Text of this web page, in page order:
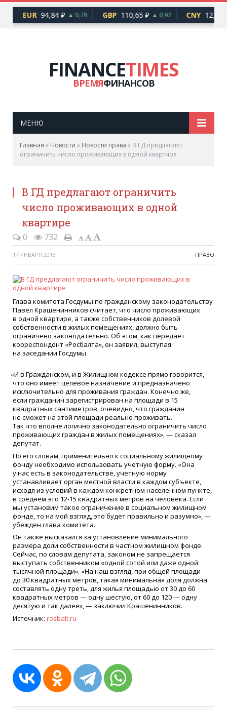
EUR 94,84 ₽ ▲ 0,78 GBP 110,65 ₽ ▲ 0,92 CNY 12,17 ₽
FINANCETIMES
ВРЕМЯФИНАНСОВ
МЕНЮ
Главная » Новости » Новости права » В ГД предлагают
ограничить число проживающих в одной квартире
В ГД предлагают ограничить
число проживающих в одной
квартире
0 732
17 ЯНВАРЯ 2013 ПРАВО
Глава комитета Госдумы по гражданскому законодательству
Павел Крашенинников считает, что число проживающих
в одной квартире, а также собственников долевой
собственности в жилых помещениях, должно быть
ограничено законодательно. Об этом, как передает
корреспондент «Росбалта», он заявил, выступая
на заседании Госдумы.
«И в Гражданском, и в Жилищном кодексе прямо говорится,
что оно имеет целевое назначение и предназначено
исключительно для проживания граждан. Конечно же,
если гражданин зарегистрирован на площади в 15
квадратных сантиметров, очевидно, что гражданин
не сможет на этой площади реально проживать.
Так что вполне логично законодательно ограничить число
проживающих граждан в жилых помещениях», — сказал
депутат.
По его словам, применительно к социальному жилищному
фонду необходимо использовать учетную форму. «Она
у нас есть в законодательстве, учетную норму
устанавливает орган местной власти в каждом субъекте,
исходя из условий в каждом конкретном населенном пункте,
в среднем это 12-15 квадратных метров на человека. Если
мы установим такое ограничение в социальном жилищном
фонде, то на мой взгляд, это будет правильно и разумно», —
убежден глава комитета.
Он также высказался за установление минимального
размера доли собственности в частном жилищном фонде.
Сейчас, по словам депутата, законом не запрещается
выступать собственником «одной сотой или даже одной
тысячной площади». «На наш взгляд, при общей площади
до 30 квадратных метров, такая минимальная доля должна
составлять одну треть, для жилья площадью от 30 до 60
квадратных метров — одну шестую, от 60 до 120 — одну
десятую и так далее», — заключил Крашенинников.
Источник: rosbalt.ru